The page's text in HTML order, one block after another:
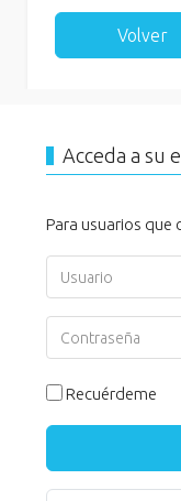
Volver
Acceda a su
Para usuarios que
Usuario
Contraseña
Recuérdeme